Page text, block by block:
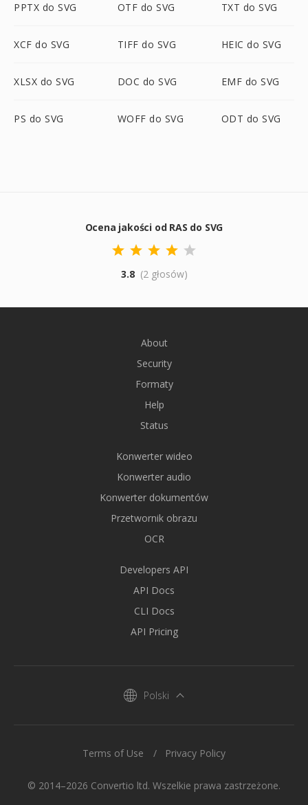
PPTX do SVG OTF do SVG TXT do SVG
XCF do SVG TIFF do SVG HEIC do SVG
XLSX do SVG DOC do SVG EMF do SVG
PS do SVG WOFF do SVG ODT do SVG
Ocena jakości od RAS do SVG
3.8 (2 głosów)
About
Security
Formaty
Help
Status
Konwerter wideo
Konwerter audio
Konwerter dokumentów
Przetwornik obrazu
OCR
Developers API
API Docs
CLI Docs
API Pricing
Polski
© 2014–2026 Convertio ltd. Wszelkie prawa zastrzeżone.
Terms of Use Privacy Policy